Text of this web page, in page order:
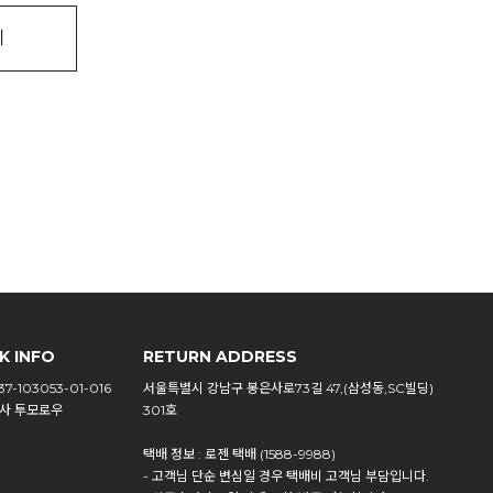
INFO
103053-01-016
투모로우
RETURN ADDRESS
서울특별시 강남구 봉은사로73길 47,(삼성동,SC빌딩)
301호
택배 정보 : 로젠 택배 (1588-9988)
- 고객님 단순 변심일 경우 택배비 고객님 부담입니다.